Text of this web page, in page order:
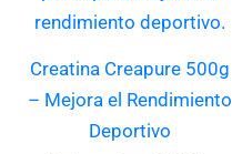
Creatina Creapure 500g
– Mejora el Rendimiento
Deportivo